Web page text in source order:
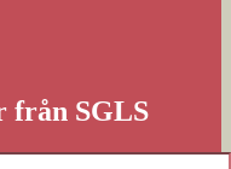
från SGLS